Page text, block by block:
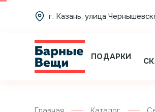
г. Казань, улица
ПОДАРКИ